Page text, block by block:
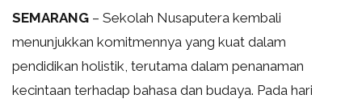
SEMARANG – Sekolah Nusaputera kembali
menunjukkan komitmennya yang kuat dalam
pendidikan holistik, terutama dalam penanaman
kecintaan terhadap bahasa dan budaya. Pada hari